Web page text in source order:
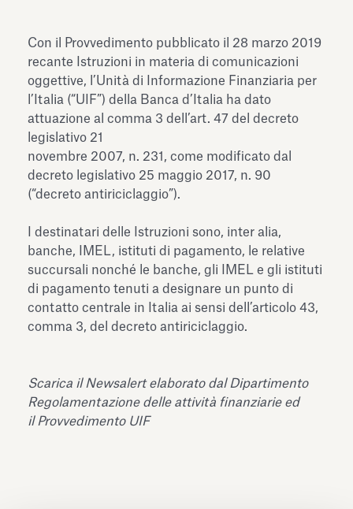
Con il Provvedimento pubblicato il 28 marzo 2019
recante Istruzioni in materia di comunicazioni
oggettive, l’Unità di Informazione Finanziaria per
l’Italia (“UIF”) della Banca d’Italia ha dato
attuazione al comma 3 dell’art. 47 del decreto
legislativo 21
novembre 2007, n. 231, come modificato dal
decreto legislativo 25 maggio 2017, n. 90
(“decreto antiriciclaggio”).
I destinatari delle Istruzioni sono, inter alia,
banche, IMEL, istituti di pagamento, le relative
succursali nonché le banche, gli IMEL e gli istituti
di pagamento tenuti a designare un punto di
contatto centrale in Italia ai sensi dell’articolo 43,
comma 3, del decreto antiriciclaggio.
Scarica il Newsalert elaborato dal Dipartimento
Regolamentazione delle attività finanziarie ed
il Provvedimento UIF